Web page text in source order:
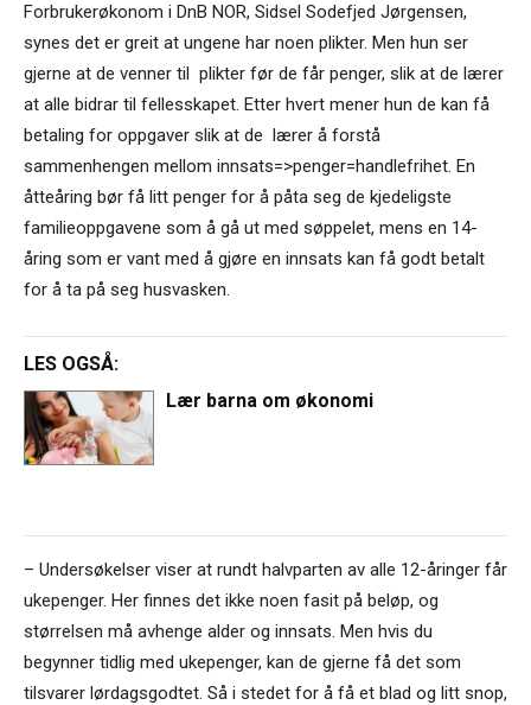
Forbrukerøkonom i DnB NOR, Sidsel Sodefjed Jørgensen,
synes det er greit at ungene har noen plikter. Men hun ser
gjerne at de venner til plikter før de får penger, slik at de lærer
at alle bidrar til fellesskapet. Etter hvert mener hun de kan få
betaling for oppgaver slik at de lærer å forstå
sammenhengen mellom innsats=>penger=handlefrihet. En
åtteåring bør få litt penger for å påta seg de kjedeligste
familieoppgavene som å gå ut med søppelet, mens en 14-
åring som er vant med å gjøre en innsats kan få godt betalt
for å ta på seg husvasken.
LES OGSÅ:
Lær barna om økonomi
– Undersøkelser viser at rundt halvparten av alle 12-åringer får
ukepenger. Her finnes det ikke noen fasit på beløp, og
størrelsen må avhenge alder og innsats. Men hvis du
begynner tidlig med ukepenger, kan de gjerne få det som
tilsvarer lørdagsgodtet. Så i stedet for å få et blad og litt snop,